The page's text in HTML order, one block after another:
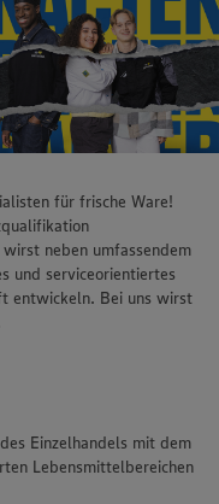
für frische Ware!
neben umfassendem
und serviceorientiertes
entwickeln. Bei uns wirst
Einzelhandels mit dem
Lebensmittelbereichen